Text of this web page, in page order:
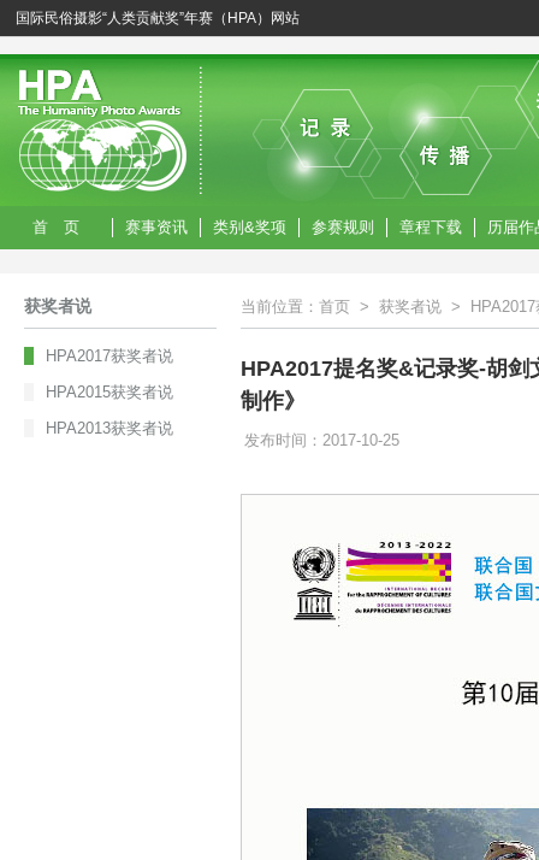
国际民俗摄影“人类贡献奖”年赛（HPA）网站
首 页 赛事资讯 类别&奖项 参赛规则 章程下载 历届作
获奖者说
HPA2017获奖者说
HPA2015获奖者说
HPA2013获奖者说
当前位置： 首页 > 获奖者说 >
HPA2017提名奖&记录奖-胡
制作》
发布时间：2017-10-25